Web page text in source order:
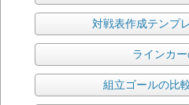
対戦表作成テンプ
ラインカ
組立ゴールの比